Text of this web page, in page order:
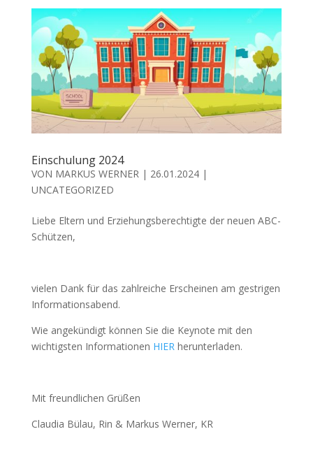
Einschulung 2024
VON MARKUS WERNER| 26.01.2024|
UNCATEGORIZED
Liebe Eltern und Erziehungsberechtigte der neuen ABC-
Schützen,
vielen Dank für das zahlreiche Erscheinen am gestrigen
Informationsabend.
Wie angekündigt können Sie die Keynote mit den
wichtigsten Informationen HIERherunterladen.
Mit freundlichen Grüßen
Claudia Bülau, Rin & Markus Werner, KR